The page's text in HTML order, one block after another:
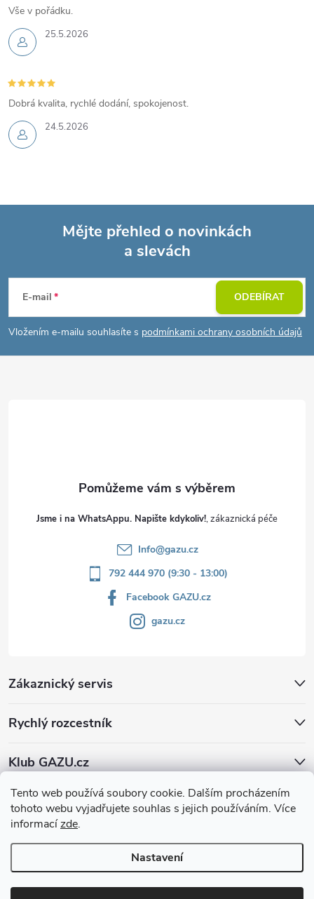
Tento web používá soubory cookie. Dalším procházením
tohoto webu vyjadřujete souhlas s jejich používáním. Více
informacízde.
Nastavení
25.5.2026
Vše v pořádku.
24.5.2026
Dobrá kvalita, rychlé dodání, spokojenost.
p
Mějte přehled o novinkách
a slevách
E-mail
Vložením e-mailu souhlasíte s podmínkami ochrany osobních údajů
ODEBÍRAT
Jsme i na WhatsAppu. Napište kdykoliv!
Info@gazu.cz
792 444 970 (9:30 - 13:00)
Facebook GAZU.cz
gazu.cz
Zákaznický servis
Rychlý rozcestník
Klub GAZU.cz
Copyright 2026GAZU.cz | moderní koberce. Všechna práva vyhrazena.